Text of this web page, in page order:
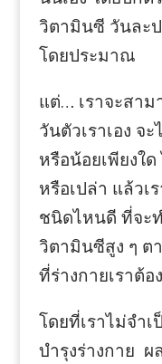
วิตามินซี วันละ
โดยประมาณ
แต่… เราจะสาม
วันตัวเราเอง
หรือน้อยเพียงใ
หรือเปล่า แล้วเ
ชนิดไหนดี ที่จะ
วิตามินซีสูง ๆ
ที่ร่างกายเราต้อ
โดยที่เราไม่จำ
บำรุงร่างกาย ผ